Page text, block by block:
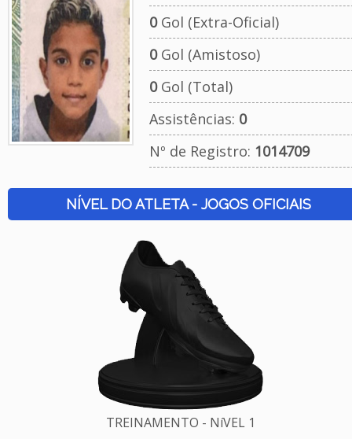
0Gol (Extra-Oficial)
0Gol (Amistoso)
0Gol (Total)
Assistências: 0
Nº de Registro: 1014709
NÍVEL DO ATLETA - JOGOS OFICIAIS
TREINAMENTO - NíVEL 1